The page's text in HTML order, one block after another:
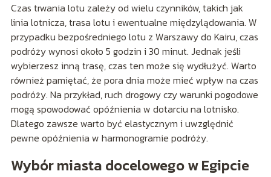
Czas trwania lotu zależy od wielu czynników, takich jak
linia lotnicza, trasa lotu i ewentualne międzylądowania. W
przypadku bezpośredniego lotu z Warszawy do Kairu, czas
podróży wynosi około 5 godzin i 30 minut. Jednak jeśli
wybierzesz inną trasę, czas ten może się wydłużyć. Warto
również pamiętać, że pora dnia może mieć wpływ na czas
podróży. Na przykład, ruch drogowy czy warunki pogodowe
mogą spowodować opóźnienia w dotarciu na lotnisko.
Dlatego zawsze warto być elastycznym i uwzględnić
pewne opóźnienia w harmonogramie podróży.
Wybór miasta docelowego w Egipcie